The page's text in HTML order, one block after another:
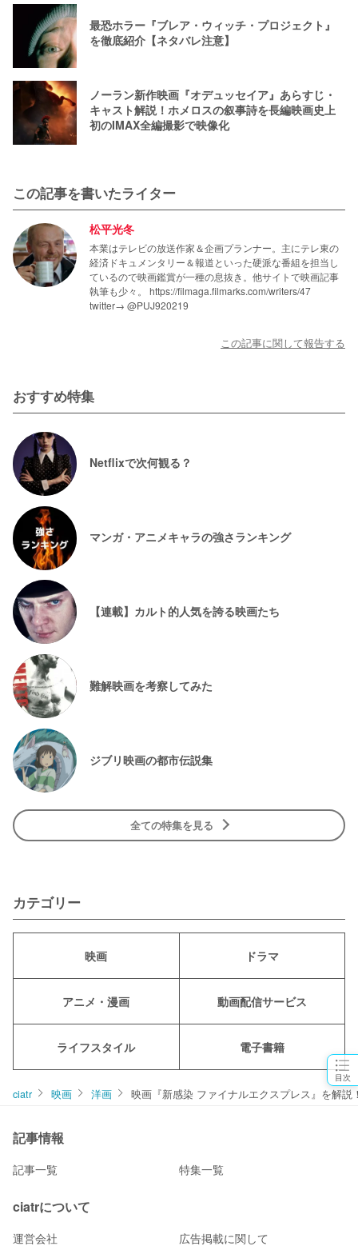
目次
最恐ホラー『ブレア・ウィッチ・プロジェクト』
を徹底紹介【ネタバレ注意】
ノーラン新作映画『オデュッセイア』あらすじ・
キャスト解説！ホメロスの叙事詩を長編映画史上
初のIMAX全編撮影で映像化
この記事を書いたライター
松平光冬
本業はテレビの放送作家＆企画プランナー。主にテレ東の
経済ドキュメンタリー＆報道といった硬派な番組を担当し
ているので映画鑑賞が一種の息抜き。他サイトで映画記事
執筆も少々。 https://filmaga.filmarks.com/writers/47
twitter→ @PUJ920219
この記事に関して報告する
おすすめ特集
Netflixで次何観る？
マンガ・アニメキャラの強さランキング
【連載】カルト的人気を誇る映画たち
難解映画を考察してみた
ジブリ映画の都市伝説集
全ての特集を見る
カテゴリー
映画 ドラマ
アニメ・漫画 動画配信サービス
ライフスタイル 電子書籍
ciatr 映画 洋画 映画『新感染 ファイナルエクスプレス』を解
記事情報
記事一覧 特集一覧
ciatrについて
運営会社 広告掲載に関して